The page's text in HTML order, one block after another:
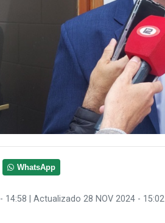
WhatsApp
14:58 | Actualizado 28 NOV 2024 - 15:02